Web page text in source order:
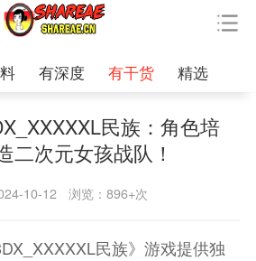
有深度 有干货 精选
民族：角色培
二次元女孩战队！
10-12 浏览：896+次
民族》游戏提供独